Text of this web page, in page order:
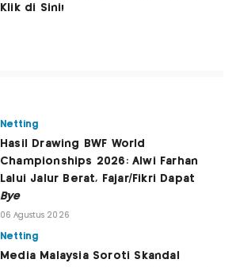
Klik di Sini!
Netting
Hasil Drawing BWF World
Championships 2026: Alwi Farhan
Lalui Jalur Berat, Fajar/Fikri Dapat
Bye
06 Agustus 2026
Netting
Media Malaysia Soroti Skandal